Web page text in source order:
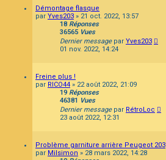
Démontage flasque
par Yves203 » 21 oct. 2022, 13:57
18 Réponses
36565 Vues
Dernier message par Yves203
01 nov. 2022, 14:24
Freine plus !
par RICO44 » 22 août 2022, 21:09
19Réponses
46381 Vues
Dernier message par RétroLoc
23 août 2022, 12:31
Problème garniture arrière Peugeot 203
par Milsimon » 28 mars 2022, 14:28